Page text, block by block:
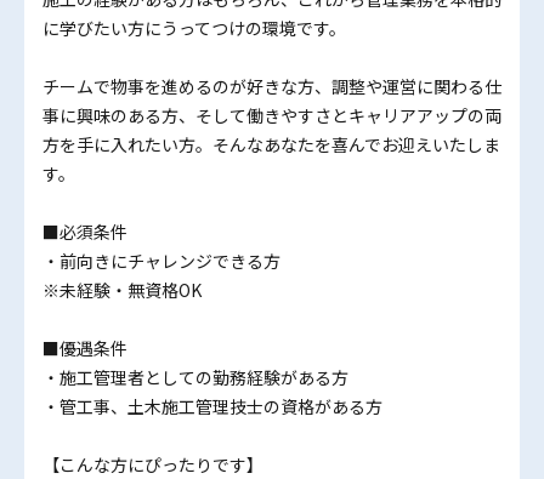
に学びたい方にうってつけの環境です。
チームで物事を進めるのが好きな方、調整や運営に関わる仕
事に興味のある方、そして働きやすさとキャリアアップの両
方を手に入れたい方。そんなあなたを喜んでお迎えいたしま
す。
■必須条件
・前向きにチャレンジできる方
※未経験・無資格OK
■優遇条件
・施工管理者としての勤務経験がある方
・管工事、土木施工管理技士の資格がある方
【こんな方にぴったりです】